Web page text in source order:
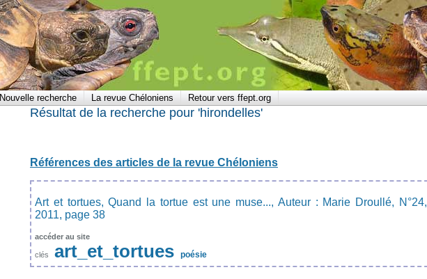
Nouvelle recherche La revue Chéloniens Retour vers ffept.org
Résultat de la recherche pour 'hirondelles'
Références des articles de la revue Chéloniens
Art et tortues, Quand la tortue est une muse..., Auteur : Marie Droullé, N°24,
2011, page 38
accéder au site
clés art_et_tortues poésie